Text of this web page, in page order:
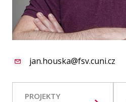
Kontakt
FSV UKjan.houska@fsv.cuni.cz
PROJEKTY